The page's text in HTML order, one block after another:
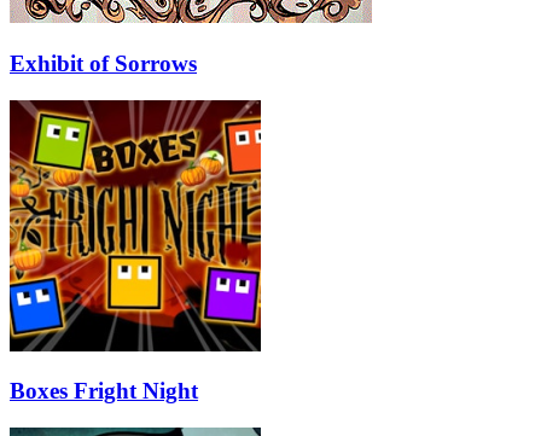
Exhibit of Sorrows
Boxes Fright Night